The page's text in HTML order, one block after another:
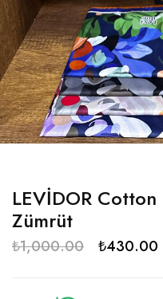
LEVİDOR
Zümrüt
₺1,000.00 ₺430.00